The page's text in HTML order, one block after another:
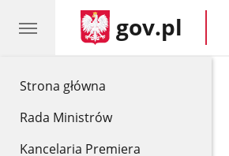
Strona główna
Rada Ministrów
Kancelaria Premiera
gov.pl